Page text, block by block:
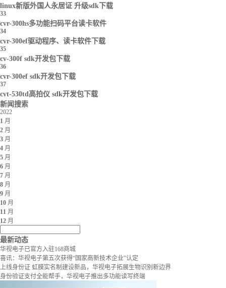
linux新版外国人永居证 升级sdk下载
33
cvr-300hs多功能扫码平台读卡软件
34
cvr-300ef驱动程序、读卡软件下载
35
cv-300f sdk开发包下载
36
cvr-300ef sdk开发包下载
37
cvt-530td高拍仪 sdk开发包下载
新闻搜索
2022
1 月
2 月
3 月
4 月
5 月
6 月
7 月
8 月
9 月
10 月
11 月
12 月
最新动态
华视电子已官方入驻168商城
喜讯：华视电子第五次获得“国家高新技术企业”认定
上线身份证 虹膜实名制建设新品，华视电子拓展生物识别新边界
身份验证支付全能帮手，华视电子推出多功能读写终端